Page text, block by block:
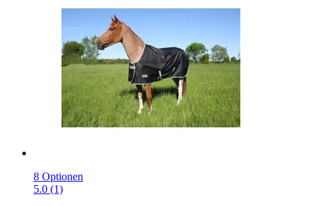
8 Optionen
5.0 (1)